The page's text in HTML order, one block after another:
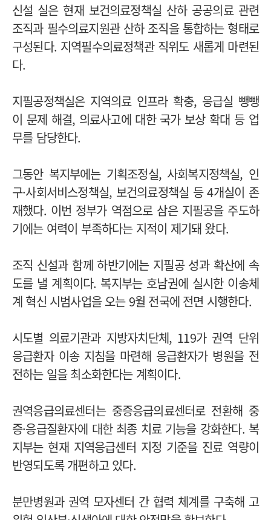
신설 실은 현재 보건의료정책실 산하 공공의료 관련
조직과 필수의료지원관 산하 조직을 통합하는 형태로
구성된다. 지역필수의료정책관 직위도 새롭게 마련된
다.
지필공정책실은 지역의료 인프라 확충, 응급실 뺑뺑
이 문제 해결, 의료사고에 대한 국가 보상 확대 등 업
무를 담당한다.
그동안 복지부에는 기획조정실, 사회복지정책실, 인
구·사회서비스정책실, 보건의료정책실 등 4개실이 존
재했다. 이번 정부가 역점으로 삼은 지필공을 주도하
기에는 여력이 부족하다는 지적이 제기돼 왔다.
조직 신설과 함께 하반기에는 지필공 성과 확산에 속
도를 낼 계획이다. 복지부는 호남권에 실시한 이송체
계 혁신 시범사업을 오는 9월 전국에 전면 시행한다.
시도별 의료기관과 지방자치단체, 119가 권역 단위
응급환자 이송 지침을 마련해 응급환자가 병원을 전
전하는 일을 최소화한다는 계획이다.
권역응급의료센터는 중증응급의료센터로 전환해 중
증·응급질환자에 대한 최종 치료 기능을 강화한다. 복
지부는 현재 지역응급센터 지정 기준을 진료 역량이
반영되도록 개편하고 있다.
분만병원과 권역 모자센터 간 협력 체계를 구축해 고